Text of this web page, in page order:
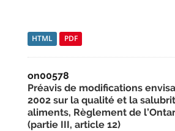
HTML PDF
on00578
Préavis de modifications
2002 sur la qualité et la
aliments, Règlement de
(partie III, article 12)